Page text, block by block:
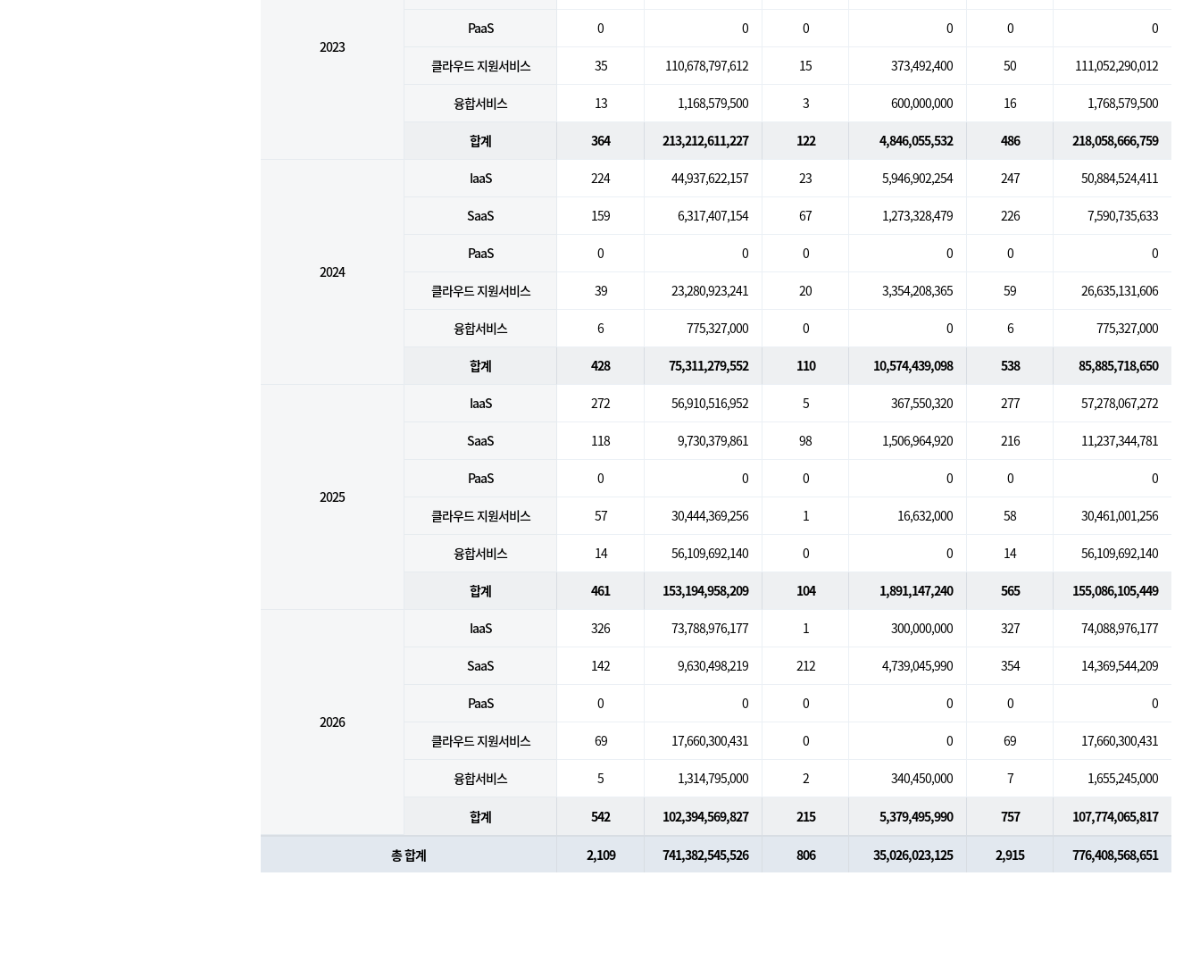
2023
PaaS 0 0 0 0 0 0
클라우드 지원서비스 35 110,678,797,612 15 373,492,400 50 111,052,290,012
융합서비스 13 1,168,579,500 3 600,000,000 16 1,768,579,500
합계 364 213,212,611,227 122 4,846,055,532 486 218,058,666,759
2024
IaaS 224 44,937,622,157 23 5,946,902,254 247 50,884,524,411
SaaS 159 6,317,407,154 67 1,273,328,479 226 7,590,735,633
PaaS 0 0 0 0 0 0
클라우드 지원서비스 39 23,280,923,241 20 3,354,208,365 59 26,635,131,606
융합서비스 6 775,327,000 0 0 6 775,327,000
합계 428 75,311,279,552 110 10,574,439,098 538 85,885,718,650
2025
IaaS 272 56,910,516,952 5 367,550,320 277 57,278,067,272
SaaS 118 9,730,379,861 98 1,506,964,920 216 11,237,344,781
PaaS 0 0 0 0 0 0
클라우드 지원서비스 57 30,444,369,256 1 16,632,000 58 30,461,001,256
융합서비스 14 56,109,692,140 0 0 14 56,109,692,140
합계 461 153,194,958,209 104 1,891,147,240 565 155,086,105,449
2026
IaaS 326 73,788,976,177 1 300,000,000 327 74,088,976,177
SaaS 142 9,630,498,219 212 4,739,045,990 354 14,369,544,209
PaaS 0 0 0 0 0 0
클라우드 지원서비스 69 17,660,300,431 0 0 69 17,660,300,431
융합서비스 5 1,314,795,000 2 340,450,000 7 1,655,245,000
합계 542 102,394,569,827 215 5,379,495,990 757 107,774,065,817
총 합계 2,109 741,382,545,526 806 35,026,023,125 2,915 776,408,568,651